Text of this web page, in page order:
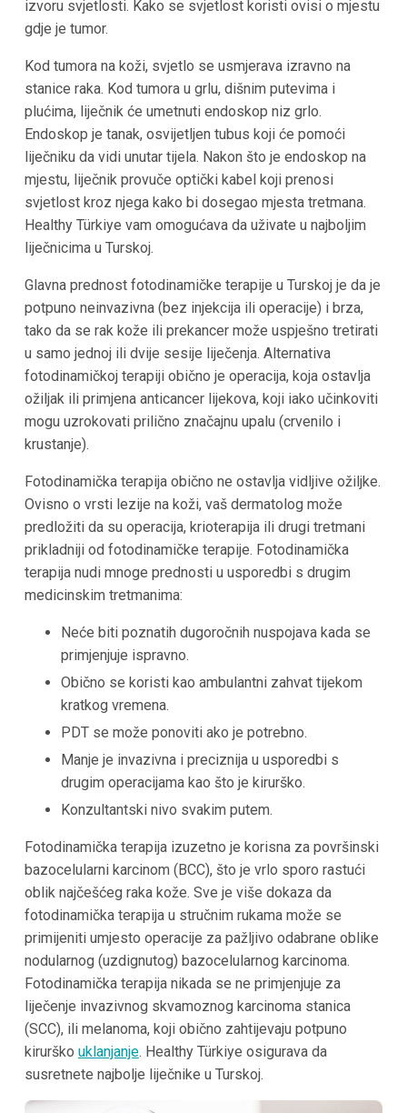
izvoru svjetlosti. Kako se svjetlost koristi ovisi o mjestu
gdje je tumor.
Kod tumora na koži, svjetlo se usmjerava izravno na
stanice raka. Kod tumora u grlu, dišnim putevima i
plućima, liječnik će umetnuti endoskop niz grlo.
Endoskop je tanak, osvijetljen tubus koji će pomoći
liječniku da vidi unutar tijela. Nakon što je endoskop na
mjestu, liječnik provuče optički kabel koji prenosi
svjetlost kroz njega kako bi dosegao mjesta tretmana.
Healthy Türkiye vam omogućava da uživate u najboljim
liječnicima u Turskoj.
Glavna prednost fotodinamičke terapije u Turskoj je da je
potpuno neinvazivna (bez injekcija ili operacije) i brza,
tako da se rak kože ili prekancer može uspješno tretirati
u samo jednoj ili dvije sesije liječenja. Alternativa
fotodinamičkoj terapiji obično je operacija, koja ostavlja
ožiljak ili primjena anticancer lijekova, koji iako učinkoviti
mogu uzrokovati prilično značajnu upalu (crvenilo i
krustanje).
Fotodinamička terapija obično ne ostavlja vidljive ožiljke.
Ovisno o vrsti lezije na koži, vaš dermatolog može
predložiti da su operacija, krioterapija ili drugi tretmani
prikladniji od fotodinamičke terapije. Fotodinamička
terapija nudi mnoge prednosti u usporedbi s drugim
medicinskim tretmanima:
Neće biti poznatih dugoročnih nuspojava kada se
primjenjuje ispravno.
Obično se koristi kao ambulantni zahvat tijekom
kratkog vremena.
PDT se može ponoviti ako je potrebno.
Manje je invazivna i preciznija u usporedbi s
drugim operacijama kao što je kirurško.
Konzultantski nivo svakim putem.
Fotodinamička terapija izuzetno je korisna za površinski
bazocelularni karcinom (BCC), što je vrlo sporo rastući
oblik najčešćeg raka kože. Sve je više dokaza da
fotodinamička terapija u stručnim rukama može se
primijeniti umjesto operacije za pažljivo odabrane oblike
nodularnog (uzdignutog) bazocelularnog karcinoma.
Fotodinamička terapija nikada se ne primjenjuje za
liječenje invazivnog skvamoznog karcinoma stanica
(SCC), ili melanoma, koji obično zahtijevaju potpuno
kirurško uklanjanje. Healthy Türkiye osigurava da
susretnete najbolje liječnike u Turskoj.